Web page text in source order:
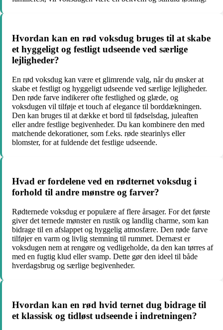
Hvordan kan en rød voksdug bruges til at skabe
et hyggeligt og festligt udseende ved særlige
lejligheder?
En rød voksdug kan være et glimrende valg, når du ønsker at
skabe et festligt og hyggeligt udseende ved særlige lejligheder.
Den røde farve indikerer ofte festlighed og glæde, og
voksdugen vil tilføje et touch af elegance til borddækningen.
Den kan bruges til at dække et bord til fødselsdag, juleaften
eller andre festlige begivenheder. Du kan kombinere den med
matchende dekorationer, som f.eks. røde stearinlys eller
blomster, for at fuldende det festlige udseende.
Hvad er fordelene ved en rødternet voksdug i
forhold til andre mønstre og farver?
Rødternede voksdug er populære af flere årsager. For det første
giver det ternede mønster en rustik og landlig charme, som kan
bidrage til en afslappet og hyggelig atmosfære. Den røde farve
tilføjer en varm og livlig stemning til rummet. Dernæst er
voksdugen nem at rengøre og vedligeholde, da den kan tørres af
med en fugtig klud eller svamp. Dette gør den ideel til både
hverdagsbrug og særlige begivenheder.
Hvordan kan en rød hvid ternet dug bidrage til
et klassisk og tidløst udseende i indretningen?